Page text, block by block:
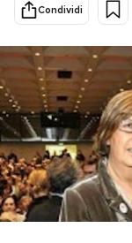
Internet
Cultura
Economia
Sport
PODCAST
Condividi